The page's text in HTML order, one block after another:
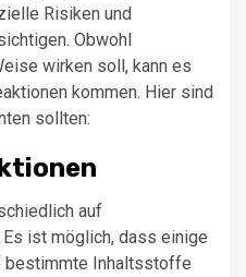
Risiken und
Obwohl
wirken soll, kann es
kommen. Hier sind
sollten:
auf
ist möglich, dass einige
bestimmte Inhaltsstoffe